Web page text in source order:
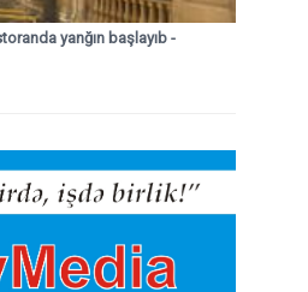
yanğın başlayıb -